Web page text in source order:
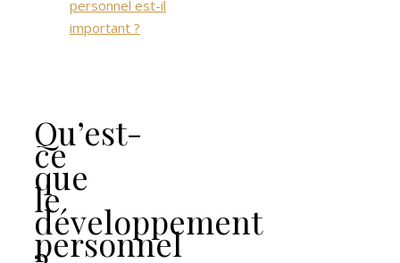
Qu’est-
ce
que
le
développement
personnel